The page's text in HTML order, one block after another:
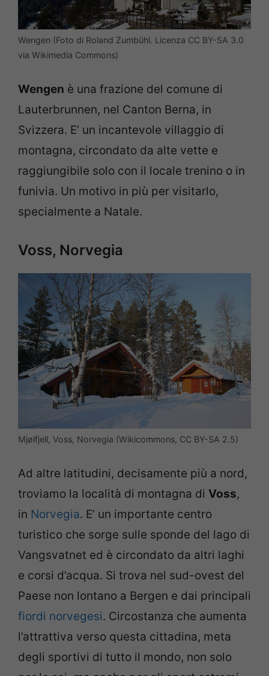
Wengen (Foto di Roland Zumbühl. Licenza CC BY-SA 3.0
via Wikimedia Commons)
Wengen è una frazione del comune di
Lauterbrunnen, nel Canton Berna, in
Svizzera. E’ un incantevole villaggio di
montagna, circondato da alte vette e
raggiungibile solo con il locale trenino o in
funivia. Un motivo in più per visitarlo,
specialmente a Natale.
Voss, Norvegia
Mjølfjell, Voss, Norvegia (Wikicommons, CC BY-SA 2.5)
Ad altre latitudini, decisamente più a nord,
troviamo la località di montagna di Voss,
in Norvegia. E’ un importante centro
turistico che sorge sulle sponde del lago di
Vangsvatnet ed è circondato da altri laghi
e corsi d’acqua. Si trova nel sud-ovest del
Paese non lontano a Bergen e dai principali
fiordi norvegesi. Circostanza che aumenta
l’attrattiva verso questa cittadina, meta
degli sportivi di tutto il mondo, non solo